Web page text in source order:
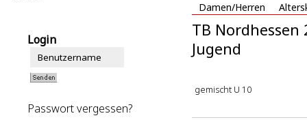
Damen/Herren
Login
Passwort vergessen?
TB Nordhessen
Jugend
gemischt U 10